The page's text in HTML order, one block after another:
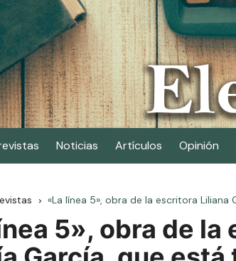
de los escritores
Noticias Artículos Opinión
«La línea 5», obra de la escritora
5», obra de